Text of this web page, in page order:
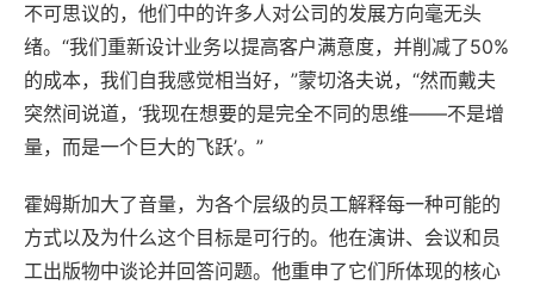
不可思议的，他们中的许多人对公司的发展方向毫无头
绪。“我们重新设计业务以提高客户满意度，并削减了50%
的成本，我们自我感觉相当好，”蒙切洛夫说，“然而戴夫
突然间说道，‘我现在想要的是完全不同的思维——不是增
量，而是一个巨大的飞跃’。”
霍姆斯加大了音量，为各个层级的员工解释每一种可能的
方式以及为什么这个目标是可行的。他在演讲、会议和员
工出版物中谈论并回答问题。他重申了它们所体现的核心